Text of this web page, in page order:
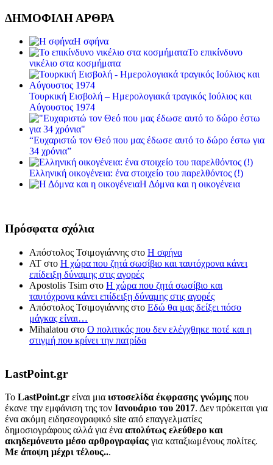
ΔΗΜΟΦΙΛΗ ΑΡΘΡΑ
Η σφήνα
Το επικίνδυνο
νικέλιο στα κοσμήματα
Τουρκική Εισβολή – Ημερολογιακά τραγικός Ιούλιος και
Αύγουστος 1974
“Ευχαριστώ τον Θεό που μας έδωσε αυτό το δώρο έστω για
34 χρόνια”
Ελληνική οικογένεια: ένα στοιχείο του παρελθόντος (!)
Η Δόμνα και η οικογένεια
Πρόσφατα σχόλια
Απόστολος Τσιμογιάννης στο Η σφήνα
ΑΤ στο Η χώρα που ζητά σωσίβιο και ταυτόχρονα κάνει
επίδειξη δύναμης στις αγορές
Apostolis Tsim στο Η χώρα που ζητά σωσίβιο και
ταυτόχρονα κάνει επίδειξη δύναμης στις αγορές
Απόστολος Τσιμογιάννης στο Εδώ θα μας δείξει πόσο
μάγκας είναι…
Mihalatou στο Ο πολιτικός που δεν ελέγχθηκε ποτέ και η
στιγμή που κρίνει την πατρίδα
LastPoint.gr
To LastPoint.gr είναι μια ιστοσελίδα έκφρασης γνώμης που
έκανε την εμφάνιση της τον Ιανουάριο του 2017. Δεν πρόκειται για
ένα ακόμη ειδησεογραφικό site από επαγγελματίες
δημοσιογράφους αλλά για ένα απολύτως ελεύθερο και
ακηδεμόνευτο μέσο αρθρογραφίας για καταξιωμένους πολίτες.
Με άποψη μέχρι τέλους...